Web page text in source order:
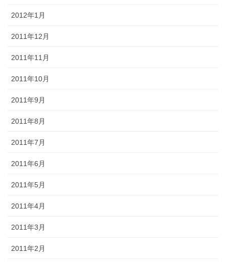
2012年1月
2011年12月
2011年11月
2011年10月
2011年9月
2011年8月
2011年7月
2011年6月
2011年5月
2011年4月
2011年3月
2011年2月